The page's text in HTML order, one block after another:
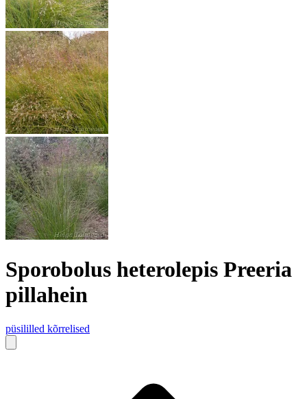
Sporobolus heterolepis Preeria
pillahein
püsililled kõrrelised